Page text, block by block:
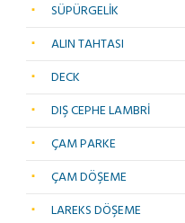
SÜPÜRGELİK
ALIN TAHTASI
DECK
DIŞ CEPHE LAMBRİ
ÇAM PARKE
ÇAM DÖŞEME
LAREKS DÖŞEME